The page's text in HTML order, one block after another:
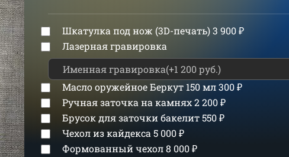
Шкатулка под нож (3D-печать)3 900₽
Лазерная гравировка
Масло оружейное Беркут 150 мл300₽
Ручная заточка на камнях2 200₽
Брусок для заточки бакелит550₽
Чехол из кайдекса 5 000₽
Формованный чехол8 000₽